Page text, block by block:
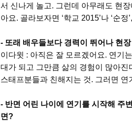
서 신나게 놀고. 그런데 아무래도 현
아요. 골라보자면 ‘학교 2015’나 ‘순정’,
- 또래 배우들보다 경력이 뛰어나 현
이다윗 : 아직은 잘 모르겠어요. 연기
대가 되고 그만큼 삶의 경험이 많아
스태프분들과 친해지는 것. 그러면 연
- 반면 어린 나이에 연기를 시작해 주
면?